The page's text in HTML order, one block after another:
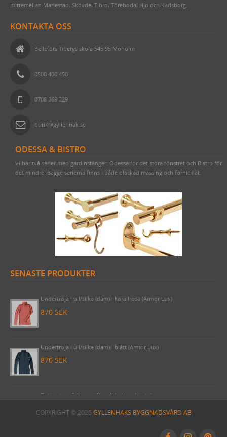
mittemellan Mariestad, Skövde, Tibro, Töreboda, Hjo och Karlsborg.
KONTAKTA OSS
Bellefors Tibergs skola 545 95 Moholm
0500 400 450
0708 369 329
butik@gyllenhak.se
ODESSA & BISTRO
Vi har två serier med gardinstänger: Odessa för det stora fönstret och Bistro för
det mindre. Bägge serierna finns i både olackad mässing och förnicklat.
SENASTE PRODUKTER
& ändknoppar nickel
2620 SEK
Undertröja i ull/silke (dam) i korallrosa (Armor Lux)
870 SEK
Undertröja i ull/silke (dam) i blått (Armor Lux)
870 SEK
COPYRIGHT © 2026 GYLLENHAKS BYGGNADSVÅRD AB